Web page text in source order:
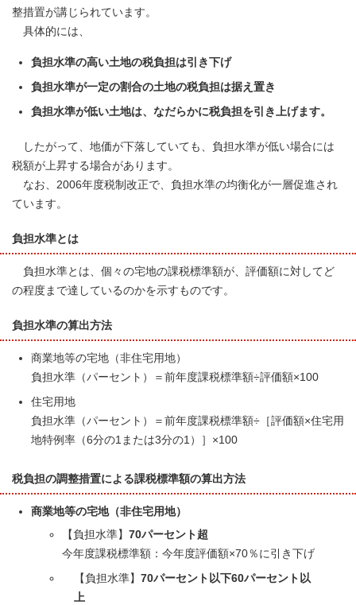
整措置が講じられています。
具体的には、
負担水準の高い土地の税負担は引き下げ
負担水準が一定の割合の土地の税負担は据え置き
負担水準が低い土地は、なだらかに税負担を引き上げます。
したがって、地価が下落していても、負担水準が低い場合には
税額が上昇する場合があります。
なお、2006年度税制改正で、負担水準の均衡化が一層促進され
ています。
負担水準とは
負担水準とは、個々の宅地の課税標準額が、評価額に対してど
の程度まで達しているのかを示すものです。
負担水準の算出方法
商業地等の宅地（非住宅用地）
負担水準（パーセント）＝前年度課税標準額÷評価額×100
住宅用地
負担水準（パーセント）＝前年度課税標準額÷［評価額×住宅用
地特例率（6分の1または3分の1）］×100
税負担の調整措置による課税標準額の算出方法
商業地等の宅地（非住宅用地）
【負担水準】 70パーセント超
今年度課税標準額：今年度評価額×70％に引き下げ
【負担水準】 70パーセント以下60パーセント以
上